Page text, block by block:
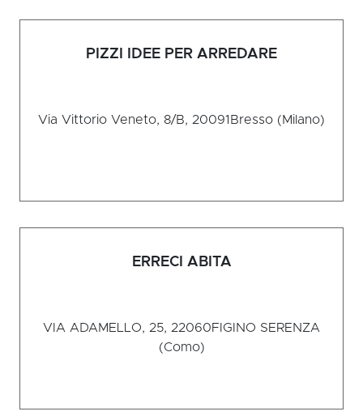
PIZZI IDEE PER ARREDARE
Via Vittorio Veneto, 8/B, 20091 Bresso (Milano)
ERRECI ABITA
VIA ADAMELLO, 25, 22060FIGINO SERENZA
(Como)